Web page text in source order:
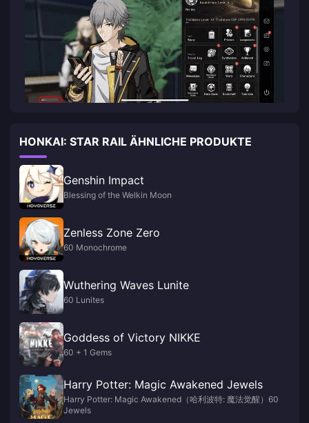
HONKAI: STAR RAIL ÄHNLICHE PRODUKTE
Genshin Impact
Blessing of the Welkin Moon
Zenless Zone Zero
60 Monochrome
Wuthering Waves Lunite
60 Lunites
Goddess of Victory NIKKE
60 + 1 Gems
Harry Potter: Magic Awakened Jewels
Harry Potter: Magic Awakened（哈利波特: 魔法觉醒）60
Jewels